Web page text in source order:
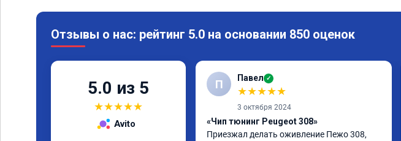
Отзывы о нас: рейтинг 5.0 на основании 850 оценок
5.0 из 5
★★★★★
Avito
П Павел ✓
★★★★★
3 октября 2024
«Чип тюнинг Peugeot 308»
Приезжал делать оживление Пежо 308,